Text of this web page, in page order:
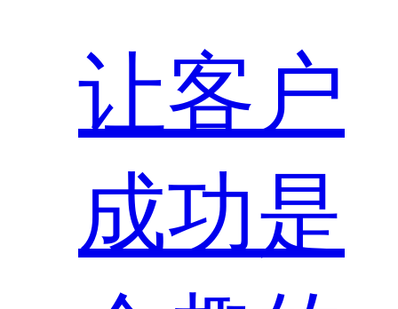
让客户
成功是